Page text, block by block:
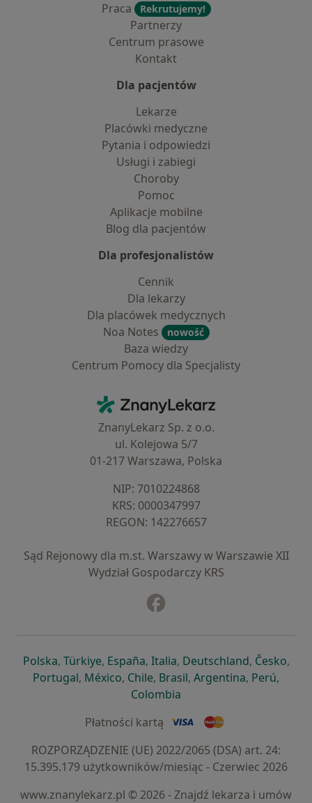
Praca
Rekrutujemy!
Partnerzy
Centrum prasowe
Kontakt
Dla pacjentów
Lekarze
Placówki medyczne
Pytania i odpowiedzi
Usługi i zabiegi
Choroby
Pomoc
Aplikacje mobilne
Blog dla pacjentów
Dla profesjonalistów
Cennik
Dla lekarzy
Dla placówek medycznych
Noa Notes
nowość
Baza wiedzy
Centrum Pomocy dla Specjalisty
ZnanyLekarz - Strona główna
ZnanyLekarz Sp. z o.o.
ul. Kolejowa 5/7
01-217 Warszawa, Polska
NIP: ⁠7010224868
KRS: ⁠0000347997
REGON: ⁠142276657
Sąd Rejonowy dla m.st. Warszawy w Warszawie XII
Wydział Gospodarczy KRS
Polskaotwiera się w nowej karcie
, Türkiyeotwiera się w nowej karcie
, Españaotwiera się w nowej karcie
, Italiaotwiera się w nowej
, Deutschlandotwiera się
, Česko,
Portugalotwiera się w nowej karcie
, Méxicootwiera się w nowej karcie
, Chileotwiera się w nowej karcie
, Brasilotwiera się w nowej
, Argentinaotwiera się
, Perú,
Colombia
Płatności kartą
ROZPORZĄDZENIE (UE) 2022/2065 (DSA) art. 24:
15.395.179 użytkowników/miesiąc - Czerwiec 2026
www.znanylekarz.pl © 2026 - Znajdź lekarza i umów